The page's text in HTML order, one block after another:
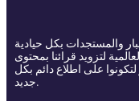
والمستجدات بكل حيادية
لتزويد قرائنا بمحتوى
لتكونوا على اطلاع دائم بكل
جديد.